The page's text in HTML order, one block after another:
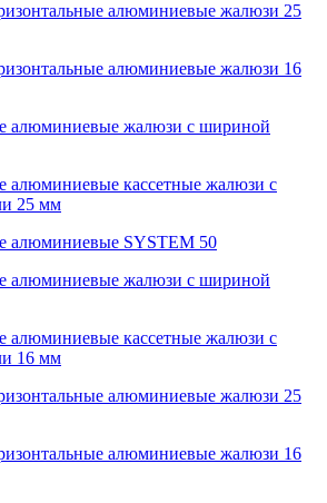
алюминиевые жалюзи 25
алюминиевые жалюзи 16
алюминиевые жалюзи с шириной
алюминиевые кассетные жалюзи с
25 мм
алюминиевые SYSTEM 50
алюминиевые жалюзи с шириной
алюминиевые кассетные жалюзи с
16 мм
алюминиевые жалюзи 25
алюминиевые жалюзи 16